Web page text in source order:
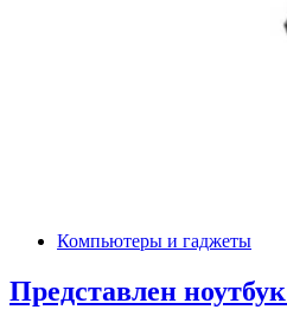
Компьютеры и гаджеты
Представлен